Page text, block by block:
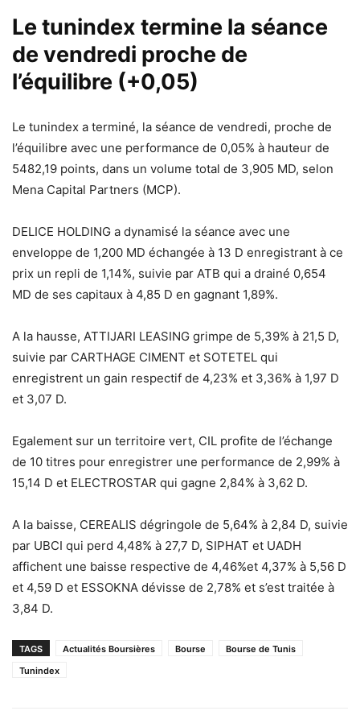
Le tunindex termine la séance
de vendredi proche de
l’équilibre (+0,05)
Le tunindex a terminé, la séance de vendredi, proche de
l’équilibre avec une performance de 0,05% à hauteur de
5482,19 points, dans un volume total de 3,905 MD, selon
Mena Capital Partners (MCP).
DELICE HOLDING a dynamisé la séance avec une
enveloppe de 1,200 MD échangée à 13 D enregistrant à ce
prix un repli de 1,14%, suivie par ATB qui a drainé 0,654
MD de ses capitaux à 4,85 D en gagnant 1,89%.
A la hausse, ATTIJARI LEASING grimpe de 5,39% à 21,5 D,
suivie par CARTHAGE CIMENT et SOTETEL qui
enregistrent un gain respectif de 4,23% et 3,36% à 1,97 D
et 3,07 D.
Egalement sur un territoire vert, CIL profite de l’échange
de 10 titres pour enregistrer une performance de 2,99% à
15,14 D et ELECTROSTAR qui gagne 2,84% à 3,62 D.
A la baisse, CEREALIS dégringole de 5,64% à 2,84 D, suivie
par UBCI qui perd 4,48% à 27,7 D, SIPHAT et UADH
affichent une baisse respective de 4,46%et 4,37% à 5,56 D
et 4,59 D et ESSOKNA dévisse de 2,78% et s’est traitée à
3,84 D.
TAGS Actualités Boursières Bourse
Bourse de Tunis
Tunindex